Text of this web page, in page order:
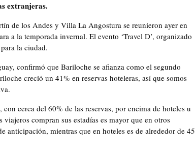
extranjeras.
de los Andes y Villa La Angostura se reunieron ayer en
a la temporada invernal. El evento ‘Travel D’, organizado
la ciudad.
confirmó que Bariloche se afianza como el segundo
creció un 41% en reservas hoteleras, así que somos
cerca del 60% de las reservas, por encima de hoteles u
compran sus estadías es mayor que en otros
anticipación, mientras que en hoteles es de alrededor de 45